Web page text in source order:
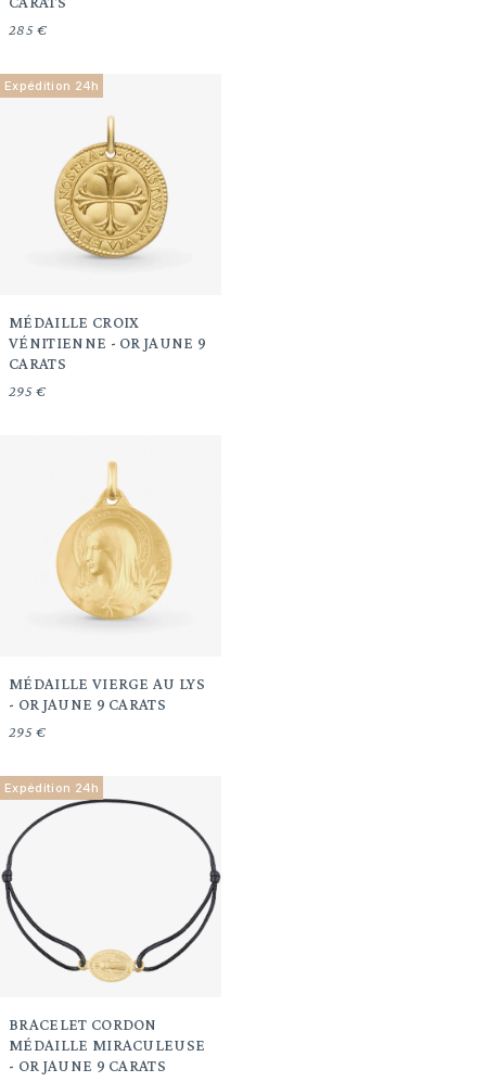
285 €
Expédition 24h
MÉDAILLE CROIX
VÉNITIENNE - OR JAUNE 9
CARATS
295 €
MÉDAILLE VIERGE AU LYS
- OR JAUNE 9 CARATS
295 €
Expédition 24h
BRACELET CORDON
MÉDAILLE MIRACULEUSE
- OR JAUNE 9 CARATS